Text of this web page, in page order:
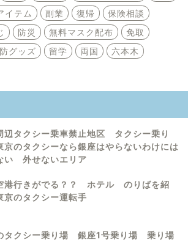
イテム 副業 復帰
保険相談
防災 無料マスク配布
免取
グッズ 留学 両国
六本木
辺タクシー乗車禁止地区 タクシー乗り
のタクシーなら銀座はやらないわけには
い 外せないエリア
港行きがでる？？ ホテル のりばを紹
のタクシー運転手
タクシー乗り場 銀座1号乗り場 乗り場